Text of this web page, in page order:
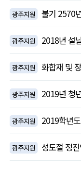
광주지원 불기 2570
광주지원 2018년 설
광주지원 화합재 및
광주지원 2019년 청
광주지원 2019학년
광주지원 성도절 정